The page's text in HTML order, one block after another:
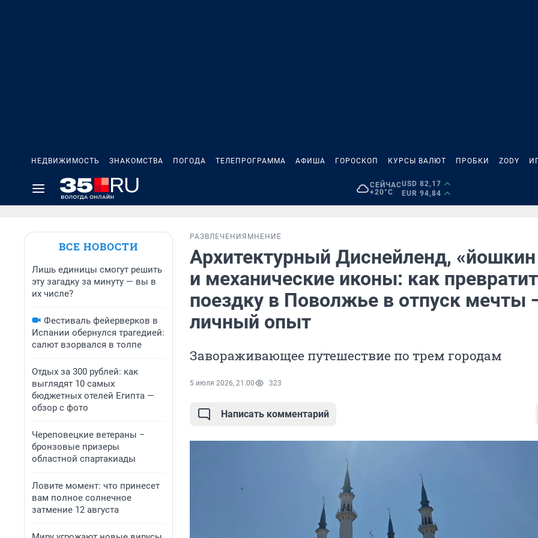
НЕДВИЖИМОСТЬ ЗНАКОМСТВА ПОГОДА ТЕЛЕПРОГРАММА АФИША ГОРОСКОП КУРСЫ ВАЛЮТ ПРОБКИ ZODY
СЕЙЧАС
+20°C
USD 82,17
EUR 94,84
ВСЕ НОВОСТИ
Лишь единицы смогут решить
эту загадку за минуту — вы в
их числе?
Фестиваль фейерверков в
Испании обернулся трагедией:
салют взорвался в толпе
Отдых за 300 рублей: как
выглядят 10 самых
бюджетных отелей Египта —
обзор с фото
Череповецкие ветераны −
бронзовые призеры
областной спартакиады
Ловите момент: что принесет
вам полное солнечное
затмение 12 августа
РАЗВЛЕЧЕНИЯ МНЕНИЕ
Архитектурный Диснейленд, «йошкин
и механические иконы: как
поездку в Поволжье в отпуск мечты
личный опыт
Завораживающее путешествие по трем городам
5 июля 2026, 21:00 323
Написать комментарий